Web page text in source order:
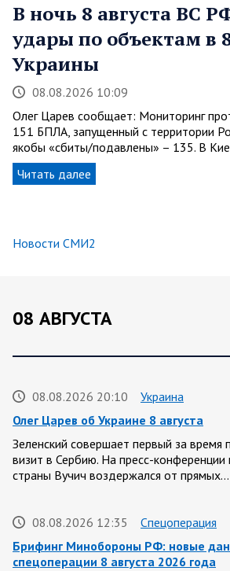
В ночь 8 августа ВС
удары по объектам в
Украины
08.08.2026 10:09
Олег Царев сообщает: Мониторинг
151 БПЛА, запущенный с территории
якобы «сбиты/подавлены» – 135. В
Читать далее
Новости СМИ2
08 АВГУСТА
08.08.2026 20:10
Украина
Олег Царев об Украине 8 августа
Зеленский совершает первый за время
визит в Сербию. На пресс-конференции
страны Вучич воздержался от прямых…
08.08.2026 12:35
Спецоперация
Брифинг Минобороны РФ: новые
спецоперации 8 августа 2026 года